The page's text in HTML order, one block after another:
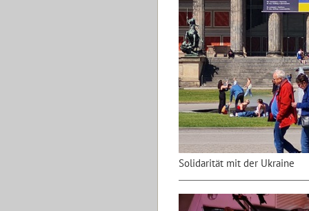
Solidarität mit der Ukraine